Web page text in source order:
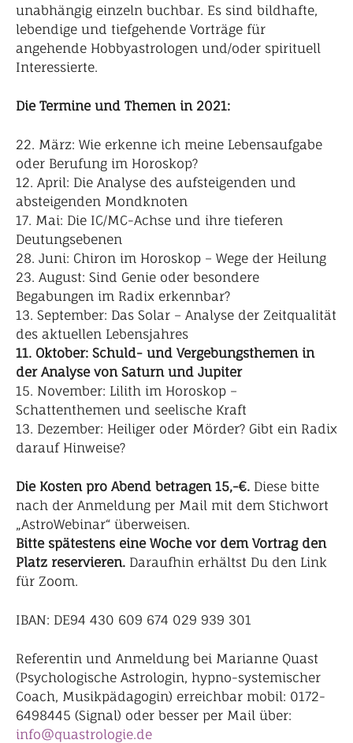
unabhängig einzeln buchbar. Es sind bildhafte,
lebendige und tiefgehende Vorträge für
angehende Hobbyastrologen und/oder spirituell
Interessierte.
Die Termine und Themen in 2021:
22. März: Wie erkenne ich meine Lebensaufgabe
oder Berufung im Horoskop?
12. April: Die Analyse des aufsteigenden und
absteigenden Mondknoten
17. Mai: Die IC/MC-Achse und ihre tieferen
Deutungsebenen
28. Juni: Chiron im Horoskop – Wege der Heilung
23. August: Sind Genie oder besondere
Begabungen im Radix erkennbar?
13. September: Das Solar – Analyse der Zeitqualität
des aktuellen Lebensjahres
11. Oktober: Schuld- und Vergebungsthemen in
der Analyse von Saturn und Jupiter
15. November: Lilith im Horoskop –
Schattenthemen und seelische Kraft
13. Dezember: Heiliger oder Mörder? Gibt ein Radix
darauf Hinweise?
Die Kosten pro Abend betragen 15,-€. Diese bitte
nach der Anmeldung per Mail mit dem Stichwort
„AstroWebinar“ überweisen.
Bitte spätestens eine Woche vor dem Vortrag den
Platz reservieren. Daraufhin erhältst Du den Link
für Zoom.
IBAN: DE94 430 609 674 029 939 301
Referentin und Anmeldung bei Marianne Quast
(Psychologische Astrologin, hypno-systemischer
Coach, Musikpädagogin) erreichbar mobil: 0172-
6498445 (Signal) oder besser per Mail über:
info@quastrologie.de